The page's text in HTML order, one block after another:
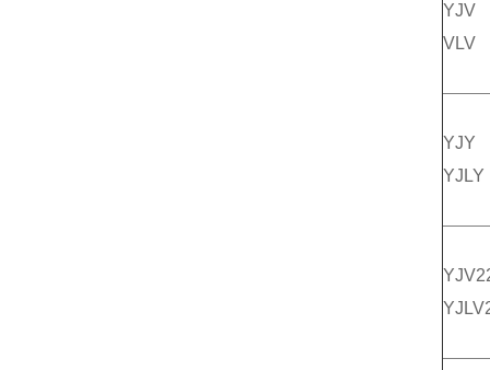
YJV
VLV
YJY
YJLY